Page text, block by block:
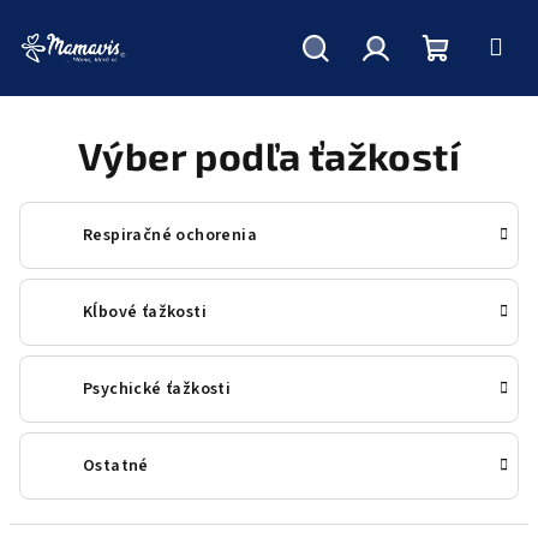
košík
Výber podľa ťažkostí
Respiračné ochorenia
Kĺbové ťažkosti
Psychické ťažkosti
Ostatné